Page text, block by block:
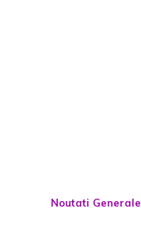
Noutati Generale